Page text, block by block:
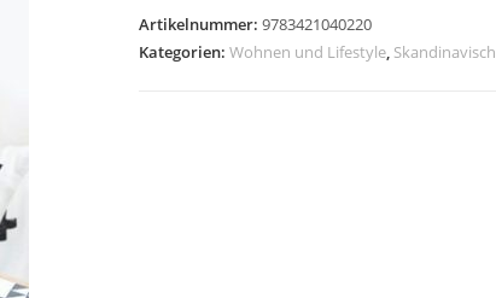
Menge
Artikelnummer:9783421040220
Kategorien:Wohnen und Lifestyle, Skandinavisch